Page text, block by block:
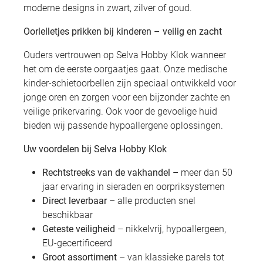
moderne designs in zwart, zilver of goud.
Oorlelletjes prikken bij kinderen – veilig en zacht
Ouders vertrouwen op Selva Hobby Klok wanneer
het om de eerste oorgaatjes gaat. Onze medische
kinder-schietoorbellen zijn speciaal ontwikkeld voor
jonge oren en zorgen voor een bijzonder zachte en
veilige prikervaring. Ook voor de gevoelige huid
bieden wij passende hypoallergene oplossingen.
Uw voordelen bij Selva Hobby Klok
Rechtstreeks van de vakhandel – meer dan 50
jaar ervaring in sieraden en oorpriksystemen
Direct leverbaar– alle producten snel
beschikbaar
Geteste veiligheid – nikkelvrij, hypoallergeen,
EU-gecertificeerd
Groot assortiment – van klassieke parels tot